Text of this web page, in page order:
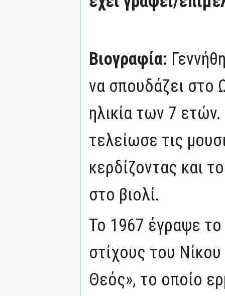
Βιογραφία:
να σπουδάζει στο
ηλικία των 7
τελείωσε τις
κερδίζοντας και
στο βιολί.
Το 1967 έγραψε
στίχους του
Θεός», το οποίο